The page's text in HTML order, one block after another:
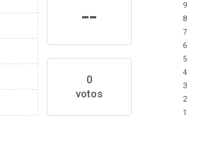
--
0
votos
9
8
7
6
5
4
3
2
1